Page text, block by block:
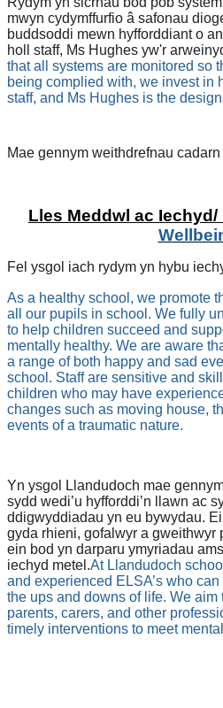
mwyn cydymffurfio â safonau
buddsoddi mewn hyfforddiant o
holl staff, Ms Hughes yw'r
that all systems are monitored so
being complied with, we invest in
staff, and Ms Hughes is the
Mae gennym weithdrefnau
Lles Meddwl ac Iechyd/
Fel ysgol iach rydym yn hybu
As a healthy school, we promote
all our pupils in school. We fully
to help children succeed and
mentally healthy. We are aware
a range of both happy and sad
school. Staff are sensitive and
children who may have
changes such as moving house,
events of a traumatic nature.
Yn ysgol Llandudoch mae
sydd wedi’u hyfforddi’n llawn ac
ddigwyddiadau yn eu bywydau.
gyda rhieni, gofalwyr a gweithwyr
ein bod yn darparu ymyriadau
iechyd metel.At Llandudoch
and experienced ELSA’s who
the ups and downs of life. We aim
parents, carers, and other
timely interventions to meet